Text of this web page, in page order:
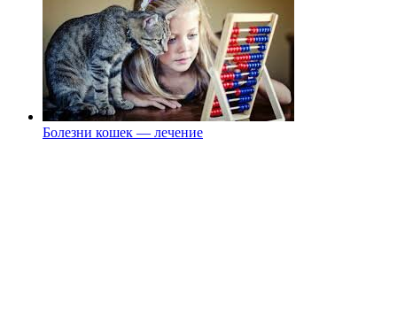
Болезни кошек — лечение